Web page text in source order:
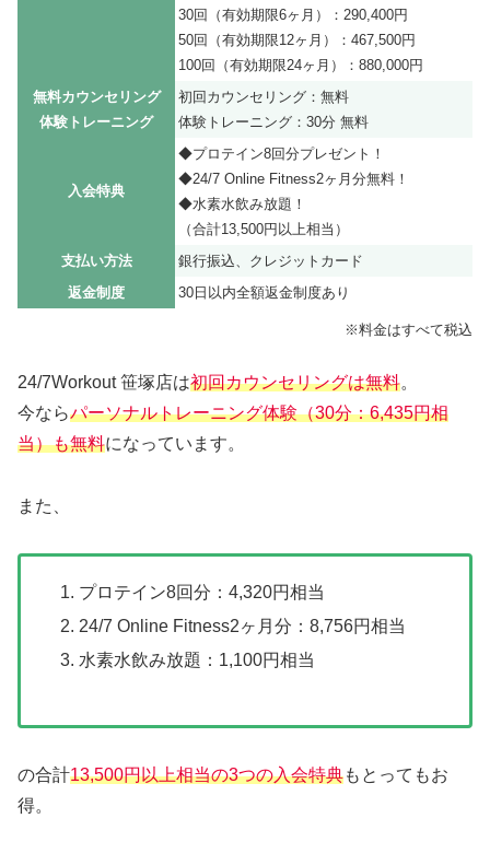
30回（有効期限6ヶ月）：290,400円
50回（有効期限12ヶ月）：467,500円
100回（有効期限24ヶ月）：880,000円
無料カウンセリング
体験トレーニング
初回カウンセリング：無料
体験トレーニング：30分 無料
入会特典
◆プロテイン8回分プレゼント！
◆24/7 Online Fitness2ヶ月分無料！
◆水素水飲み放題！
（合計13,500円以上相当）
支払い方法
銀行振込、クレジットカード
返金制度
30日以内全額返金制度あり
※料金はすべて税込
24/7Workout 笹塚店は初回カウンセリングは無料。
今ならパーソナルトレーニング体験（30分：6,435円相
当）も無料になっています。
また、
プロテイン8回分：4,320円相当
24/7 Online Fitness2ヶ月分：8,756円相当
水素水飲み放題：1,100円相当
の合計13,500円以上相当の3つの入会特典もとってもお
得。